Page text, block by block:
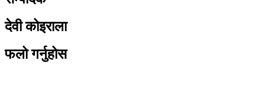
देवी कोइराला
फलो गर्नुहोस